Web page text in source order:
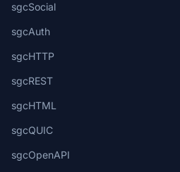
sgcSocial
sgcAuth
sgcHTTP
sgcREST
sgcHTML
sgcQUIC
sgcOpenAPI